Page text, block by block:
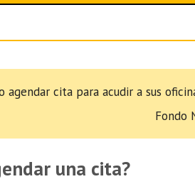
agendar cita para acudir a sus
Fondo
una cita?